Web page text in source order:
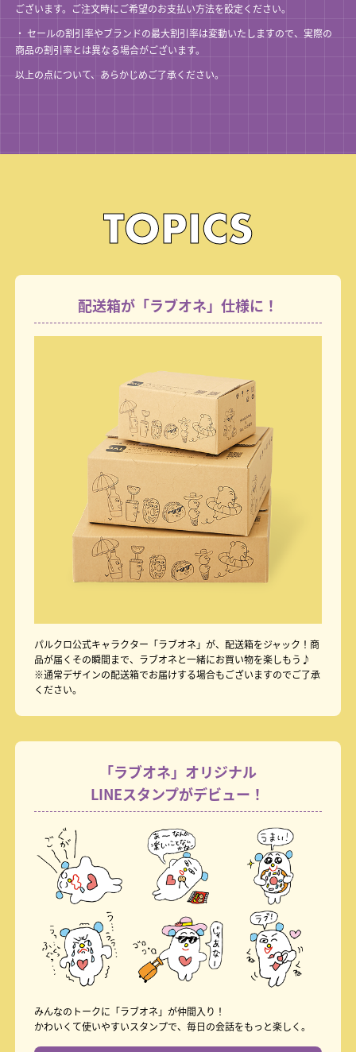
ございます。ご注文時にご希望のお支払い方法を設定ください。
セールの割引率やブランドの最大割引率は変動いたしますので、実際の
商品の割引率とは異なる場合がございます。
以上の点について、あらかじめご了承ください。
TOPICS
配送箱が「ラブオネ」仕様に！
パルクロ公式キャラクター「ラブオネ」が、配送箱をジャック！商
品が届くその瞬間まで、ラブオネと一緒にお買い物を楽しもう♪
※通常デザインの配送箱でお届けする場合もございますのでご了承
ください。
「ラブオネ」オリジナル
LINEスタンプがデビュー！
みんなのトークに「ラブオネ」が仲間入り！
かわいくて使いやすいスタンプで、毎日の会話をもっと楽しく。